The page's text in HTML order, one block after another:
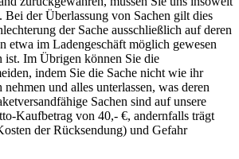
Bei der Überlassung von Sachen gilt dies
der Sache ausschließlich auf deren
etwa im Ladengeschäft möglich gewesen
ist. Im Übrigen können Sie die
indem Sie die Sache nicht wie ihr
und alles unterlassen, was deren
Sachen sind auf unsere
Kaufbetrag von 40,- €, andernfalls trägt
der Rücksendung) und Gefahr